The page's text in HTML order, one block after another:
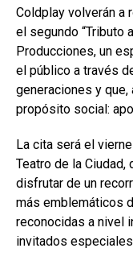
Coldplay volverán a
el segundo “Tributo
Producciones, un
el público a través
generaciones y que,
propósito social:
La cita será el
Teatro de la
disfrutar de un
más emblemáticos
reconocidas a nivel
invitados